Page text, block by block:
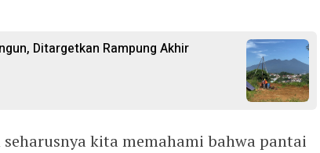
Ditargetkan Rampung Akhir
seharusnya kita memahami bahwa pantai